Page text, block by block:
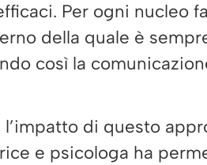
Per ogni nucleo
della quale è
così la
di questo
e psicologa ha